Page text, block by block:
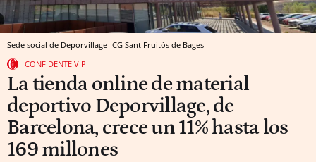
Sede social de Deporvillage CG Sant Fruitós de Bages
CONFIDENTE VIP
La tienda online de material
deportivo Deporvillage, de
Barcelona, crece un 11% hasta los
169 millones